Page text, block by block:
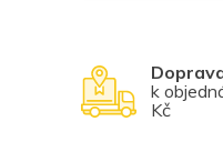
k
Kč